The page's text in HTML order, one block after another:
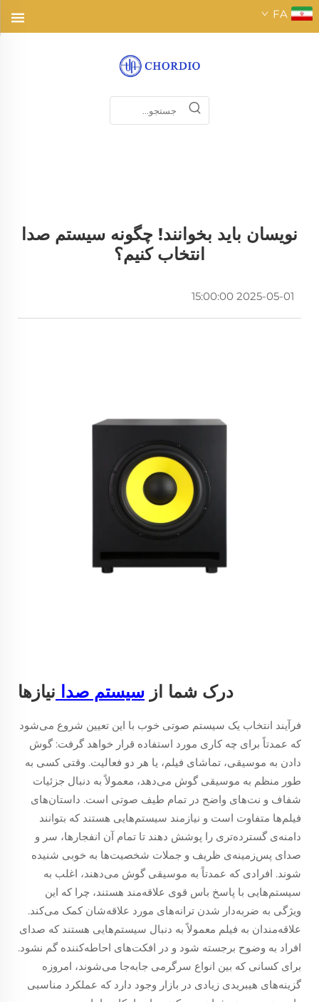
FA
نویسان باید بخوانند! چگونه سیستم صدا
انتخاب کنیم؟
2025-05-01 15:00:00
درک شما از سیستم صدا نیازها
فرآیند انتخاب یک سیستم صوتی خوب با این تعیین شروع می‌شود
که عمدتاً برای چه کاری مورد استفاده قرار خواهد گرفت: گوش
دادن به موسیقی، تماشای فیلم، یا هر دو فعالیت. وقتی کسی به
طور منظم به موسیقی گوش می‌دهد، معمولاً به دنبال جزئیات
شفاف و نت‌های واضح در تمام طیف صوتی است. داستان‌های
فیلم‌ها متفاوت است و نیازمند سیستم‌هایی هستند که بتوانند
دامنه‌ی گسترده‌تری را پوشش دهند تا تمام آن انفجارها، سر و
صدای پس‌زمینه‌ی ظریف و جملات شخصیت‌ها به خوبی شنیده
شوند. افرادی که عمدتاً به موسیقی گوش می‌دهند، اغلب به
سیستم‌هایی با پاسخ باس قوی علاقه‌مند هستند، چرا که این
ویژگی به ضربه‌دار شدن ترانه‌های مورد علاقه‌شان کمک می‌کند.
علاقه‌مندان به فیلم معمولاً به دنبال سیستم‌هایی هستند که صدای
افراد به وضوح برجسته شود و در افکت‌های احاطه‌کننده گم نشود.
برای کسانی که بین انواع سرگرمی جابه‌جا می‌شوند، امروزه
گزینه‌های هیبریدی زیادی در بازار وجود دارد که عملکرد مناسبی